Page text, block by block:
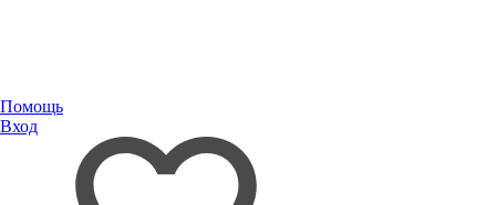
Помощь
Вход